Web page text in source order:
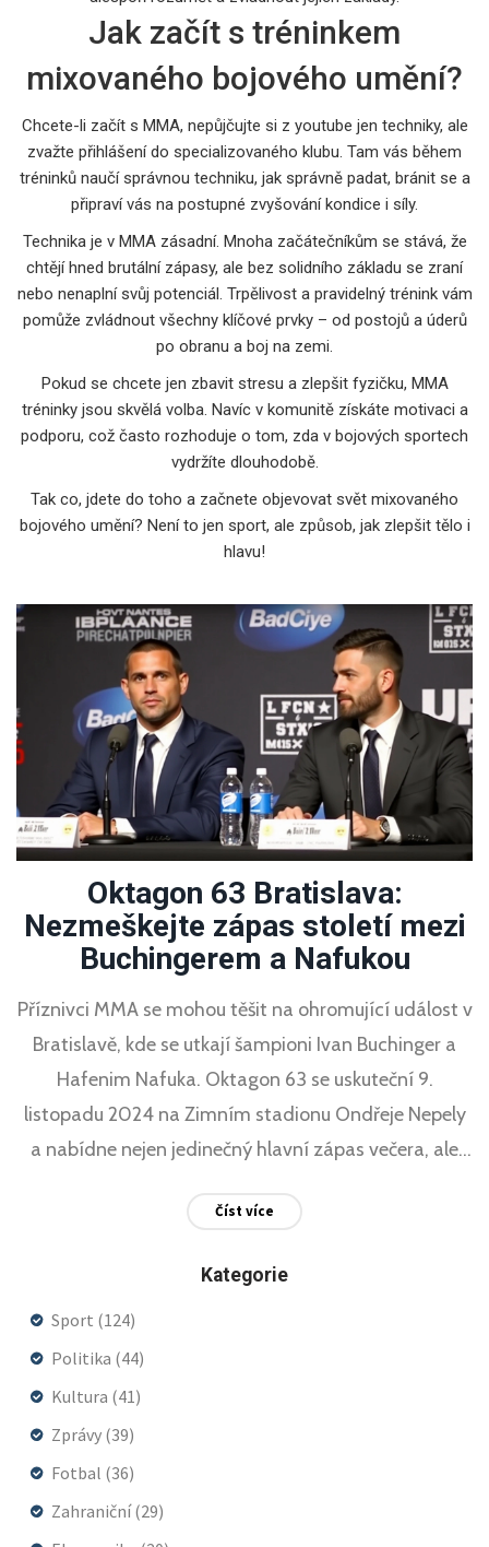
Jak začít s tréninkem
mixovaného bojového umění?
Chcete-li začít s MMA, nepůjčujte si z youtube jen techniky, ale
zvažte přihlášení do specializovaného klubu. Tam vás během
tréninků naučí správnou techniku, jak správně padat, bránit se a
připraví vás na postupné zvyšování kondice i síly.
Technika je v MMA zásadní. Mnoha začátečníkům se stává, že
chtějí hned brutální zápasy, ale bez solidního základu se zraní
nebo nenaplní svůj potenciál. Trpělivost a pravidelný trénink vám
pomůže zvládnout všechny klíčové prvky – od postojů a úderů
po obranu a boj na zemi.
Pokud se chcete jen zbavit stresu a zlepšit fyzičku, MMA
tréninky jsou skvělá volba. Navíc v komunitě získáte motivaci a
podporu, což často rozhoduje o tom, zda v bojových sportech
vydržíte dlouhodobě.
Tak co, jdete do toho a začnete objevovat svět mixovaného
bojového umění? Není to jen sport, ale způsob, jak zlepšit tělo i
hlavu!
Oktagon 63 Bratislava:
Nezmeškejte zápas století mezi
Buchingerem a Nafukou
Příznivci MMA se mohou těšit na ohromující událost v
Bratislavě, kde se utkají šampioni Ivan Buchinger a
Hafenim Nafuka. Oktagon 63 se uskuteční 9.
listopadu 2024 na Zimním stadionu Ondřeje Nepely
a nabídne nejen jedinečný hlavní zápas večera, ale
sledovat živě na TV Tipsport a TV Chance, které
Číst více
Kategorie
Sport (124)
Politika (44)
Kultura (41)
Zprávy (39)
Fotbal (36)
Zahraniční(29)